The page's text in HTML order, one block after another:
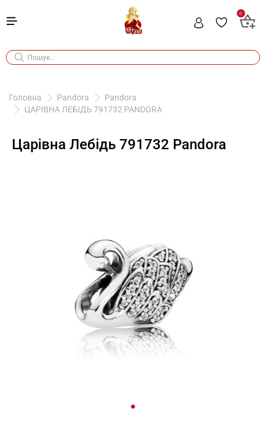
0
Головна Pandora
Pandora
ЦАРІВНА ЛЕБІДЬ 791732 PANDORA
Царівна Лебідь 791732 Pandora